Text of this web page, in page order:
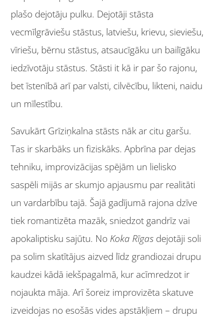
plašo dejotāju pulku. Dejotāji stāsta
vecmīlgrāviešu stāstus, latviešu, krievu, sieviešu,
vīriešu, bērnu stāstus, atsaucīgāku un bailīgāku
iedzīvotāju stāstus. Stāsti it kā ir par šo rajonu,
bet īstenībā arī par valsti, cilvēcību, likteni, naidu
un mīlestību.
Savukārt Grīziņkalna stāsts nāk ar citu garšu.
Tas ir skarbāks un fiziskāks. Apbrīna par dejas
tehniku, improvizācijas spējām un lielisko
saspēli mijās ar skumjo apjausmu par realitāti
un vardarbību tajā. Šajā gadījumā rajona dzīve
tiek romantizēta mazāk, sniedzot gandrīz vai
apokaliptisku sajūtu. No Koka Rīgas dejotāji soli
pa solim skatītājus aizved līdz grandiozai drupu
kaudzei kādā iekšpagalmā, kur acīmredzot ir
nojaukta māja. Arī šoreiz improvizēta skatuve
izveidojas no esošās vides apstākļiem – drupu